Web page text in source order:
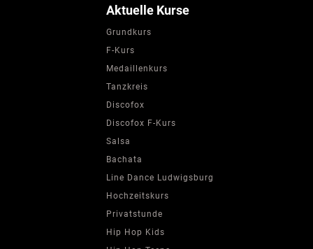
Aktuelle Kurse
Grundkurs
F-Kurs
Medaillenkurs
Tanzkreis
Discofox
Discofox F-Kurs
Salsa
Bachata
Line Dance Ludwigsburg
Hochzeitskurs
Privatstunde
Hip Hop Kids